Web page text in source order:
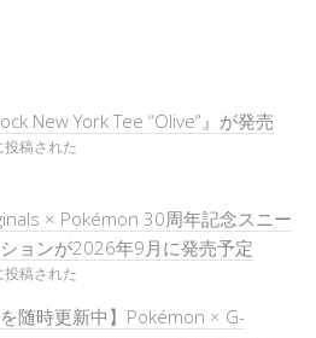
New York Tee “Olive”』が発売
稿された
× Pokémon 30周年記念スニー
ョンが2026年9月に発売予定
稿された
を随時更新中】Pokémon × G-